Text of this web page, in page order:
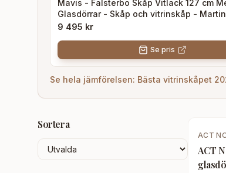
Mavis - Falsterbo Skåp Vitlack 127 cm
Glasdörrar - Skåp och vitrinskåp -
Elgemark - Träfärgad,Vit - Glas/Trä
9 495 kr
Se pris
Se hela jämförelsen: Bästa vitrinskåpet
Sortera
ACT
ACT